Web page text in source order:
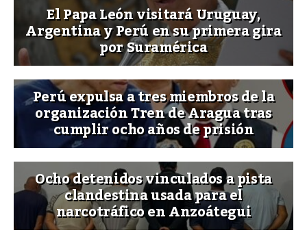
El Papa León visitará Uruguay,
Argentina y Perú en su primera gira
por Suramérica
Perú expulsa a tres miembros de la
organización Tren de Aragua tras
cumplir ocho años de prisión
Ocho detenidos vinculados a pista
clandestina usada para el
narcotráfico en Anzoátegui